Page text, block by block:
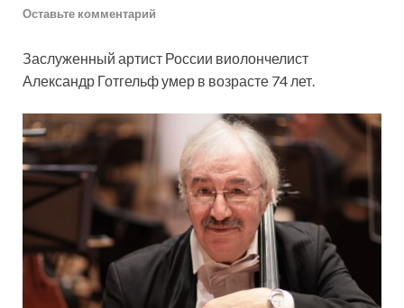
Оставьте комментарий
Заслуженный артист России виолончелист
Александр Готгельф умер в возрасте 74 лет.